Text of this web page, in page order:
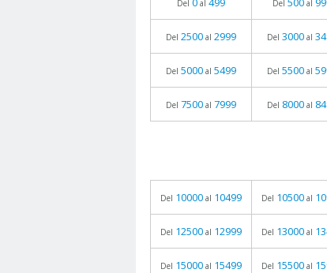
Del al Del al
Del 2500 al 2999 Del 3000 al
Del 5000 al 5499 Del 5500 al
Del 7500 al 7999 Del 8000 al
Del 10000 al 10499 Del 10500 al
Del 12500 al 12999 Del 13000 al
Del 15000 al 15499 Del 15500 al